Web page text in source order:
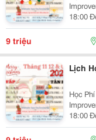
Improver Tối 2 4 6
18:00 Đến 21:00 Học Phí
Basic Tối 3 5 7 Khai
9 triệu
Lịch
Học Phí
Improver Tối 2 4 6
18:00 Đến 21:00 Học Phí
Basic Tối 3 5 7 Khai